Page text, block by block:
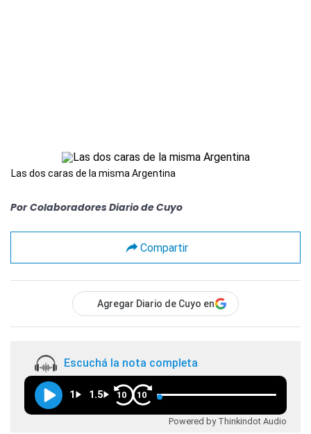
Las dos caras de la misma Argentina
Por Colaboradores Diario de Cuyo
Compartir
Agregar Diario de Cuyo en
Escuchá la nota completa
1 1.5 10 10
Powered by Thinkindot Audio